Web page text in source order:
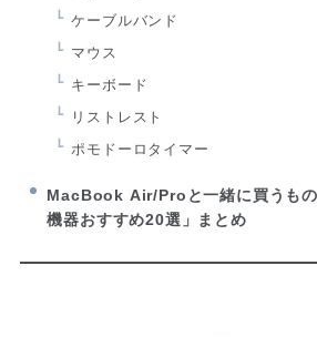
ケーブルバンド
マウス
キーボード
リストレスト
ポモドーロタイマー
MacBook Air/Proと一緒に買うもの
機器おすすめ20選」まとめ